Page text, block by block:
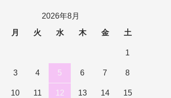
2026年8月
月 火 水 木 金 土
1
3 4 5 6 7 8
10 11 12 13 14 15